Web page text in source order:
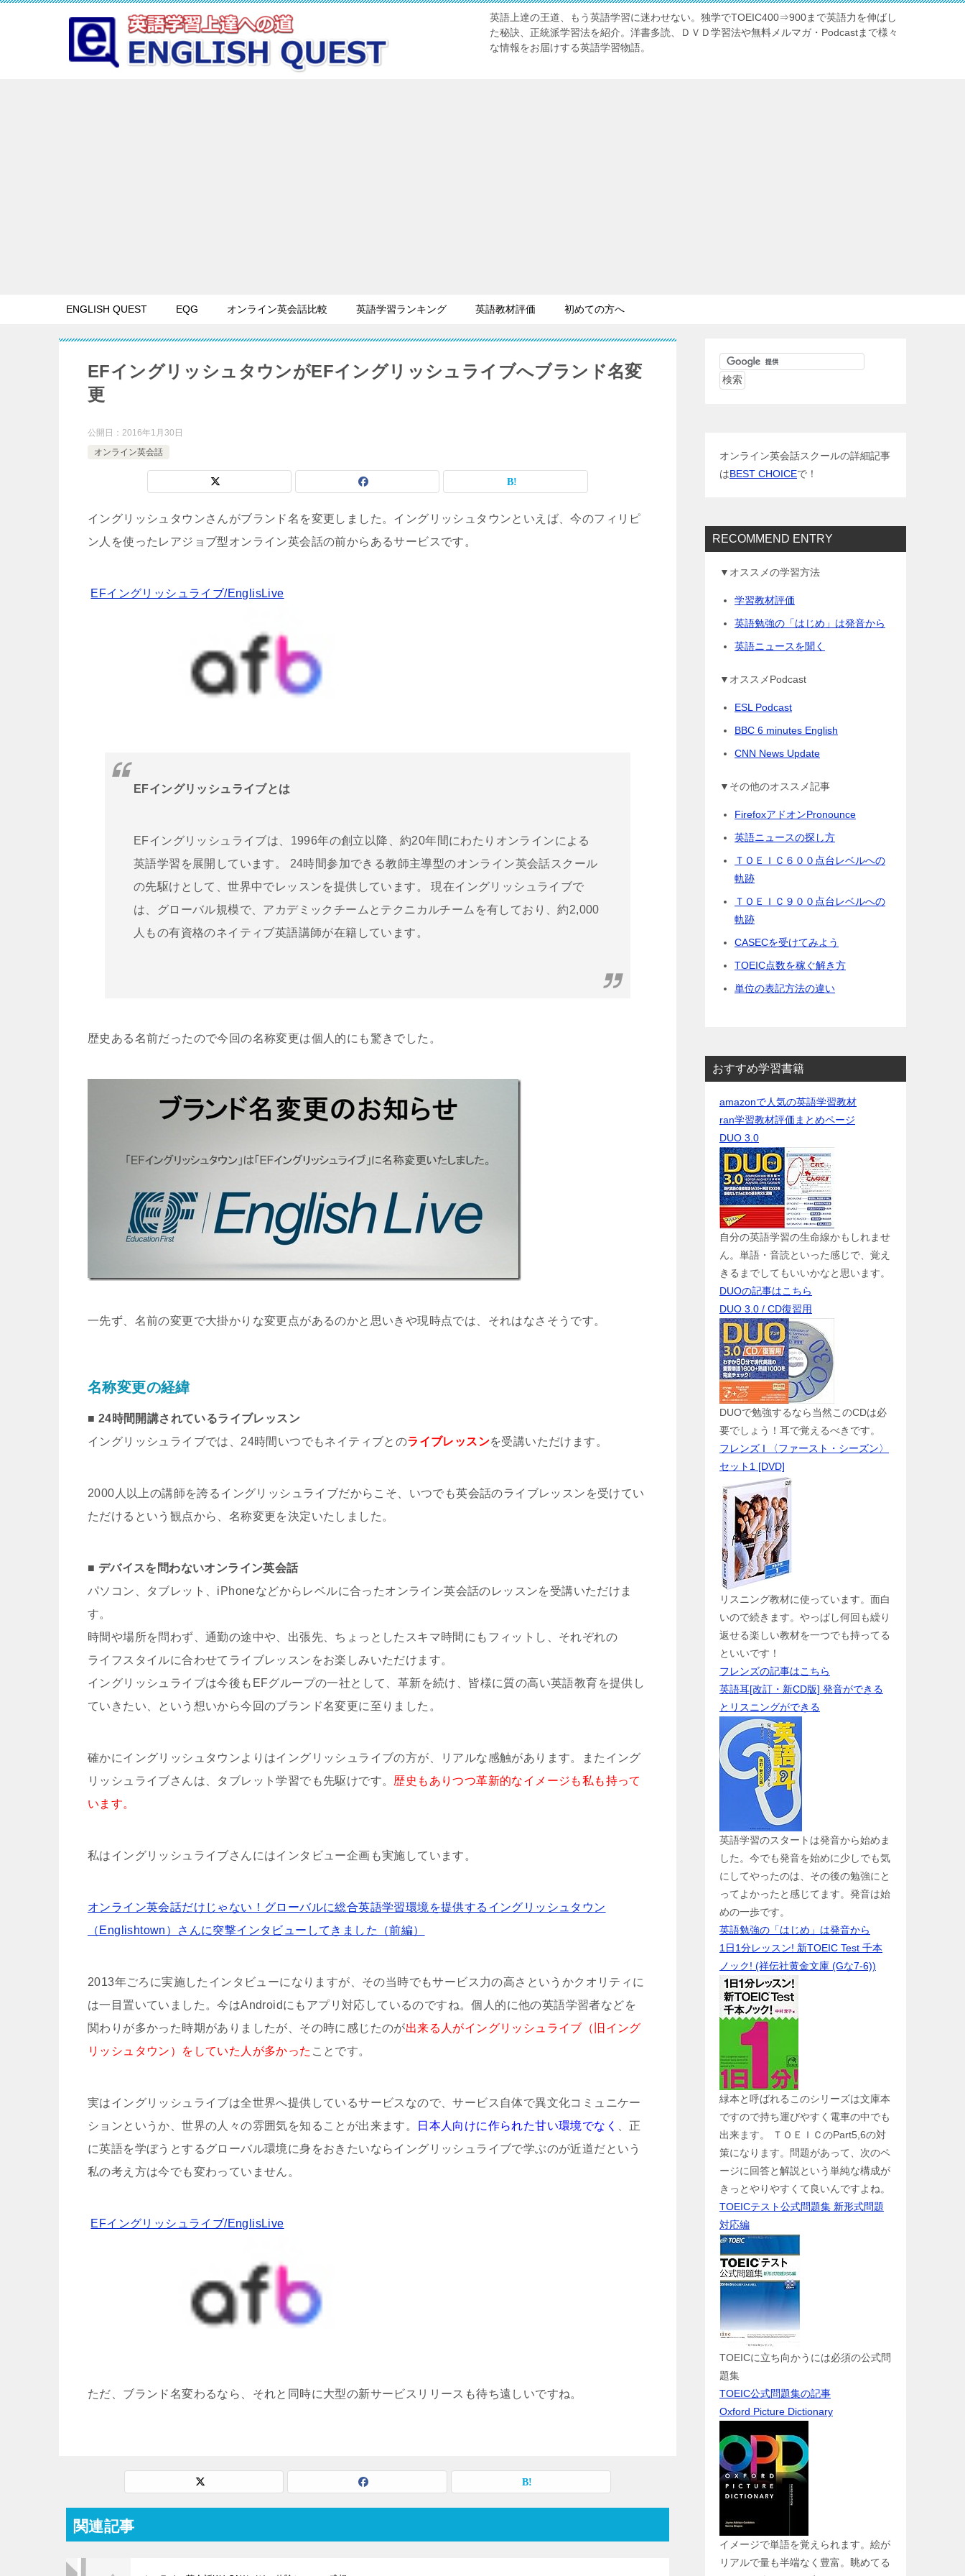
英語上達の王道、もう英語学習に迷わせない。独学でTOEIC400⇒900まで英語力を伸ばし
た秘訣、正統派学習法を紹介。洋書多読、ＤＶＤ学習法や無料メルマガ・Podcastまで様々
な情報をお届けする英語学習物語。
ENGLISH QUEST EQG オンライン英会話比較 英語学習ランキング 英語教材評価 初めての方へ
EFイングリッシュタウンがEFイングリッシュライブへブランド名変
更
公開日： 2016年1月30日
オンライン英会話
イングリッシュタウンさんがブランド名を変更しました。イングリッシュタウンといえば、今のフィリピ
ン人を使ったレアジョブ型オンライン英会話の前からあるサービスです。
EFイングリッシュライブ/EnglisLive
EFイングリッシュライブとは
EFイングリッシュライブは、1996年の創立以降、約20年間にわたりオンラインによる
英語学習を展開しています。 24時間参加できる教師主導型のオンライン英会話スクール
の先駆けとして、世界中でレッスンを提供しています。 現在イングリッシュライブで
は、グローバル規模で、アカデミックチームとテクニカルチームを有しており、約2,000
人もの有資格のネイティブ英語講師が在籍しています。
歴史ある名前だったので今回の名称変更は個人的にも驚きでした。
一先ず、名前の変更で大掛かりな変更点があるのかと思いきや現時点では、それはなさそうです。
名称変更の経緯
■ 24時間開講されているライブレッスン
イングリッシュライブでは、24時間いつでもネイティブとのライブレッスンを受講いただけます。
2000人以上の講師を誇るイングリッシュライブだからこそ、いつでも英会話のライブレッスンを受けてい
ただけるという観点から、名称変更を決定いたしました。
■ デバイスを問わないオンライン英会話
パソコン、タブレット、iPhoneなどからレベルに合ったオンライン英会話のレッスンを受講いただけま
す。
時間や場所を問わず、通勤の途中や、出張先、ちょっとしたスキマ時間にもフィットし、それぞれの
ライフスタイルに合わせてライブレッスンをお楽しみいただけます。
イングリッシュライブは今後もEFグループの一社として、革新を続け、皆様に質の高い英語教育を提供し
ていきたい、という想いから今回のブランド名変更に至りました。
確かにイングリッシュタウンよりはイングリッシュライブの方が、リアルな感触があります。またイング
リッシュライブさんは、タブレット学習でも先駆けです。 歴史もありつつ革新的なイメージも私も持って
います。
私はイングリッシュライブさんにはインタビュー企画も実施しています。
オンライン英会話だけじゃない！グローバルに総合英語学習環境を提供するイングリッシュタウン
（Englishtown）さんに突撃インタビューしてきました（前編）
2013年ごろに実施したインタビューになりますが、その当時でもサービス力の高さというかクオリティに
は一目置いていました。今はAndroidにもアプリ対応しているのですね。個人的に他の英語学習者などを
関わりが多かった時期がありましたが、その時に感じたのが出来る人がイングリッシュライブ（旧イング
リッシュタウン）をしていた人が多かった ことです。
実はイングリッシュライブは全世界へ提供しているサービスなので、サービス自体で異文化コミュニケー
ションというか、世界の人々の雰囲気を知ることが出来ます。
日本人向けに作られた甘い環境でなく
、正
に英語を学ぼうとするグローバル環境に身をおきたいならイングリッシュライブで学ぶのが近道だという
私の考え方は今でも変わっていません。
EFイングリッシュライブ/EnglisLive
ただ、ブランド名変わるなら、それと同時に大型の新サービスリリースも待ち遠しいですね。
関連記事
オンライン英会話スクールの詳細記事
はBEST CHOICEで！
RECOMMEND ENTRY
▼オススメの学習方法
学習教材評価
英語勉強の「はじめ」は発音から
英語ニュースを聞く
▼オススメPodcast
ESL Podcast
BBC 6 minutes English
CNN News Update
▼その他のオススメ記事
FirefoxアドオンPronounce
英語ニュースの探し方
ＴＯＥＩＣ６００点台レベルへの
軌跡
ＴＯＥＩＣ９００点台レベルへの
軌跡
CASECを受けてみよう
TOEIC点数を稼ぐ解き方
単位の表記方法の違い
おすすめ学習書籍
amazonで人気の英語学習教材
ran学習教材評価まとめページ
DUO 3.0
自分の英語学習の生命線かもしれませ
ん。単語・音読といった感じで、覚え
きるまでしてもいいかなと思います。
DUOの記事はこちら
DUO 3.0 / CD復習用
DUOで勉強するなら当然このCDは必
要でしょう！耳で覚えるべきです。
フレンズ I 〈ファースト・シーズン〉
セット1 [DVD]
リスニング教材に使っています。面白
いので続きます。やっぱし何回も繰り
返せる楽しい教材を一つでも持ってる
といいです！
フレンズの記事はこちら
英語耳[改訂・新CD版] 発音ができる
とリスニングができる
英語学習のスタートは発音から始めま
した。今でも発音を始めに少しでも気
にしてやったのは、その後の勉強にと
ってよかったと感じてます。発音は始
めの一歩です。
英語勉強の「はじめ」は発音から
1日1分レッスン! 新TOEIC Test 千本
ノック! (祥伝社黄金文庫 (Gな7-6))
緑本と呼ばれるこのシリーズは文庫本
ですので持ち運びやすく電車の中でも
出来ます。 ＴＯＥＩＣのPart5,6の対
策になります。問題があって、次のペ
ージに回答と解説という単純な構成が
きっとやりやすくて良いんですよね。
TOEICテスト公式問題集 新形式問題
対応編
TOEICに立ち向かうには必須の公式問
題集
TOEIC公式問題集の記事
Oxford Picture Dictionary
イメージで単語を覚えられます。絵が
リアルで量も半端なく豊富。眺めてる